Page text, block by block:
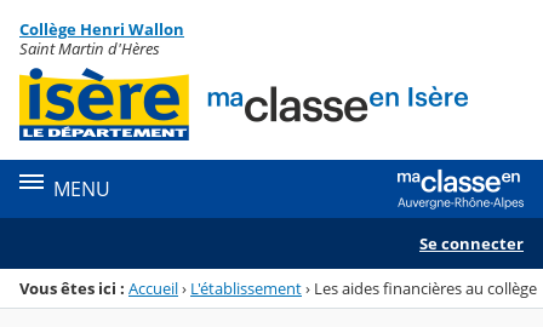
Menu de la rubrique
Contenu
Collège Henri Wallon
Saint Martin d'Hères
MENU
Se connecter
Vous êtes ici : Accueil› L'établissement› Les aides financières au collège